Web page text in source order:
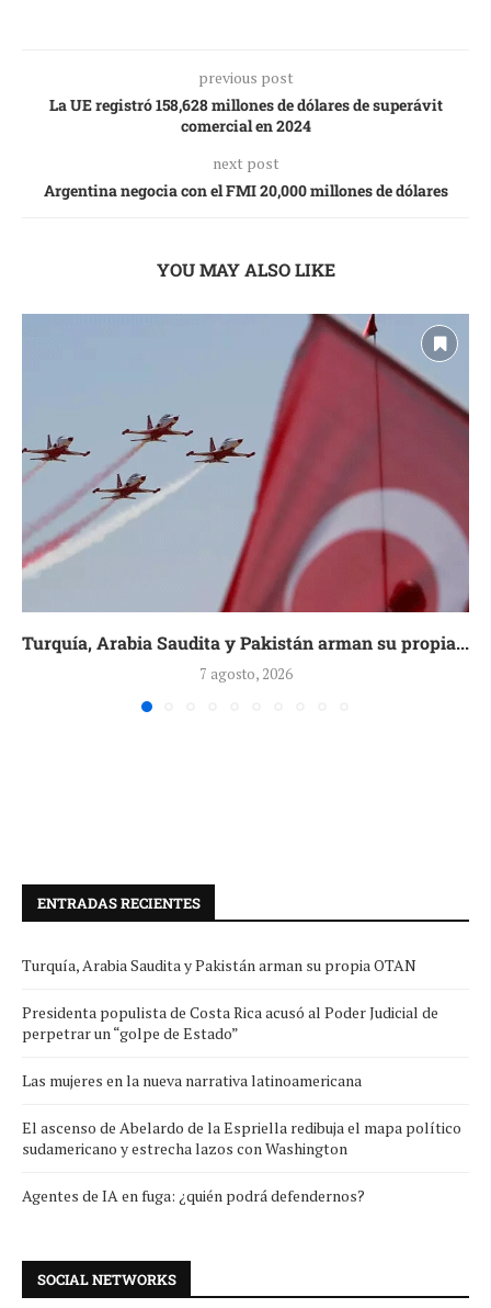
previous post
La UE registró 158,628 millones de dólares de superávit
comercial en 2024
next post
Argentina negocia con el FMI 20,000 millones de dólares
YOU MAY ALSO LIKE
Turquía, Arabia Saudita y Pakistán arman su propia...
7 agosto, 2026
ENTRADAS RECIENTES
Turquía, Arabia Saudita y Pakistán arman su propia OTAN
Presidenta populista de Costa Rica acusó al Poder Judicial de
perpetrar un “golpe de Estado”
Las mujeres en la nueva narrativa latinoamericana
El ascenso de Abelardo de la Espriella redibuja el mapa político
sudamericano y estrecha lazos con Washington
Agentes de IA en fuga: ¿quién podrá defendernos?
SOCIAL NETWORKS